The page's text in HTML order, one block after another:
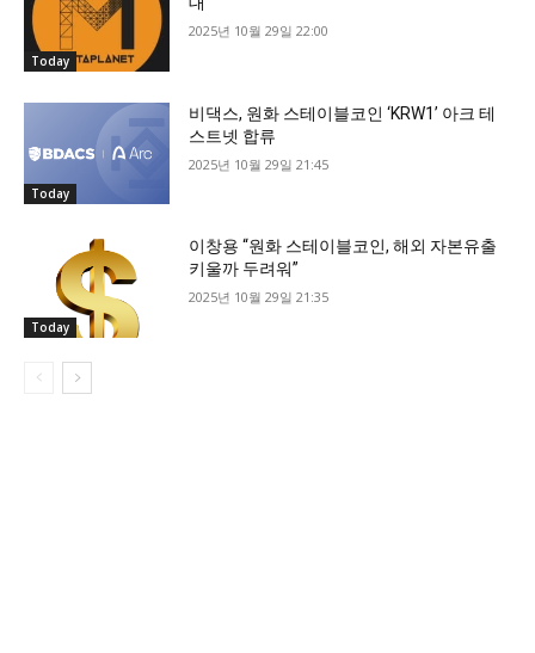
Today
2025년 10월 29일 22:00
Today
비댁스, 원화 스테이블코인 ‘KRW1’ 아크 테
스트넷 합류
2025년 10월 29일 21:45
Today
이창용 “원화 스테이블코인, 해외 자본유출
키울까 두려워”
2025년 10월 29일 21:35